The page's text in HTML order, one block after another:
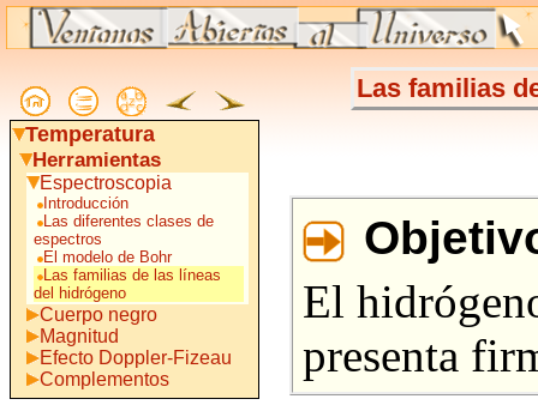
Temperatura
Herramientas
Espectroscopia
Introducción
Las diferentes clases de
espectros
El modelo de Bohr
Las familias de las líneas
del hidrógeno
Cuerpo negro
Magnitud
Efecto Doppler-Fizeau
Complementos
Las familias
El
presenta